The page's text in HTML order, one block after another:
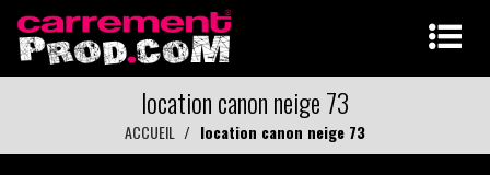
location canon neige 73
ACCUEIL location canon neige 73